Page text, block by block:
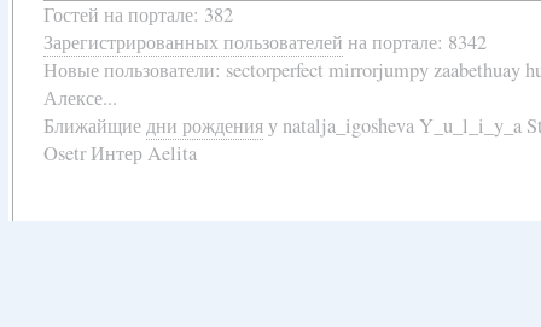
Гостей на портале: 382
Зарегистрированных пользователей на портале: 8342
Новые пользователи: sectorperfect mirrorjumpy zaabethuay
Алексе...
Ближайщиедни рожденияу natalja_igosheva Y_u_l_i_y_a
Osetr Интер Aelita